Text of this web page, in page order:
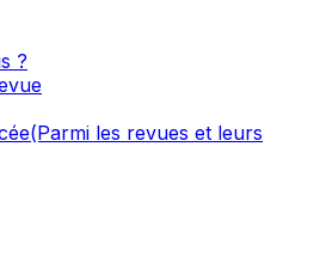
?
(Parmi les revues et leurs